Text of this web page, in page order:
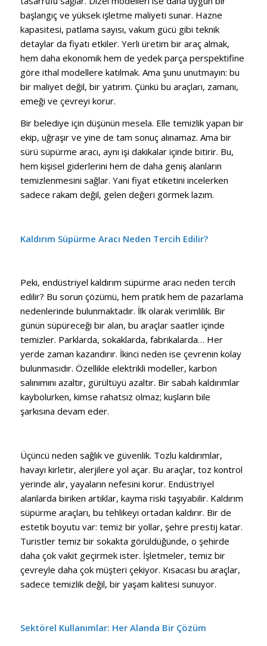
başlangıç ​​ve yüksek işletme maliyeti sunar. Hazne
kapasitesi, patlama sayısı, vakum gücü gibi teknik
detaylar da fiyatı etkiler. Yerli üretim bir araç almak,
hem daha ekonomik hem de yedek parça perspektifine
göre ithal modellere katılmak. Ama şunu unutmayın: bu
bir maliyet değil, bir yatırım. Çünkü bu araçları, zamanı,
emeği ve çevreyi korur.
Bir belediye için düşünün mesela. Elle temizlik yapan bir
ekip, uğraşır ve yine de tam sonuç alınamaz. Ama bir
sürü süpürme aracı, aynı işi dakikalar içinde bitirir. Bu,
hem kişisel giderlerini hem de daha geniş alanların
temizlenmesini sağlar. Yani fiyat etiketini incelerken
sadece rakam değil, gelen değeri görmek lazım.
Kaldırım Süpürme Aracı Neden Tercih Edilir?
Peki, endüstriyel kaldırım süpürme aracı neden tercih
edilir? Bu sorun çözümü, hem pratik hem de pazarlama
nedenlerinde bulunmaktadır. İlk olarak verimlilik. Bir
günün süpüreceği bir alan, bu araçlar saatler içinde
temizler. Parklarda, sokaklarda, fabrikalarda… Her
yerde zaman kazandırır. İkinci neden ise çevrenin kolay
bulunmasıdır. Özellikle elektrikli modeller, karbon
salınımını azaltır, gürültüyü azaltır. Bir sabah kaldırımlar
kaybolurken, kimse rahatsız olmaz; kuşların bile
şarkısına devam eder.
Üçüncü neden sağlık ve güvenlik. Tozlu kaldırımlar,
havayı kirletir, alerjilere yol açar. Bu araçlar, toz kontrol
yerinde alır, yayaların nefesini korur. Endüstriyel
alanlarda biriken artıklar, kayma riski taşıyabilir. Kaldırım
süpürme araçları, bu tehlikeyi ortadan kaldırır. Bir de
estetik boyutu var: temiz bir yollar, şehre prestij katar.
Turistler temiz bir sokakta görüldüğünde, o şehirde
daha çok vakit geçirmek ister. İşletmeler, temiz bir
çevreyle daha çok müşteri çekiyor. Kısacası bu araçlar,
sadece temizlik değil, bir yaşam kalitesi sunuyor.
Sektörel Kullanımlar: Her Alanda Bir Çözüm